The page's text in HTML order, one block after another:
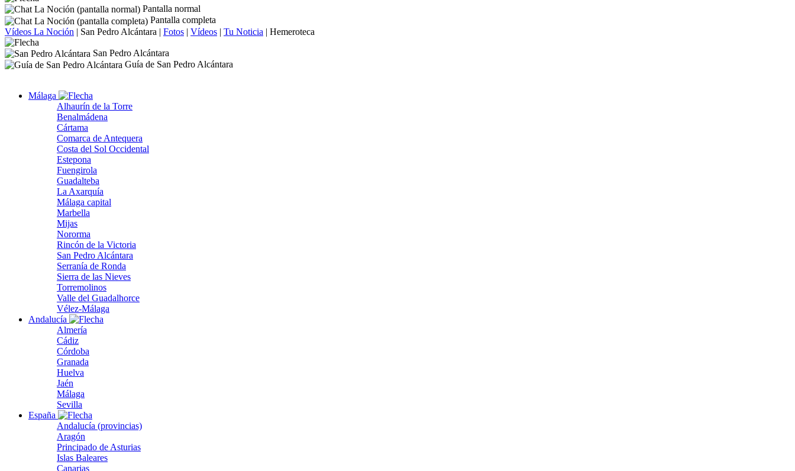
Pantalla normal
Pantalla completa
Vídeos La Noción | San Pedro Alcántara | Fotos | Vídeos | Tu Noticia | Hemeroteca
San Pedro Alcántara
Guía de San Pedro Alcántara
Málaga
Alhaurín de la Torre
Benalmádena
Cártama
Comarca de Antequera
Costa del Sol Occidental
Estepona
Fuengirola
Guadalteba
La Axarquía
Málaga capital
Marbella
Mijas
Nororma
Rincón de la Victoria
San Pedro Alcántara
Serranía de Ronda
Sierra de las Nieves
Torremolinos
Valle del Guadalhorce
Vélez-Málaga
Andalucía
Almería
Cádiz
Córdoba
Granada
Huelva
Jaén
Málaga
Sevilla
España
Andalucía (provincias)
Aragón
Principado de Asturias
Islas Baleares
Canarias